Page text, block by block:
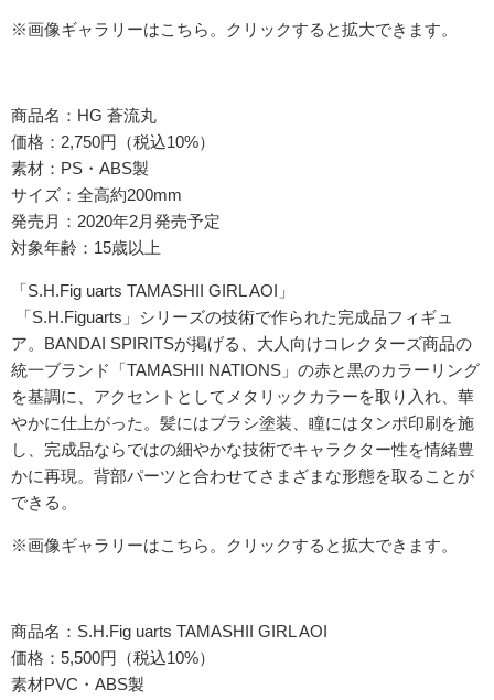
※画像ギャラリーはこちら。クリックすると拡大できます。
商品名：HG 蒼流丸
価格：2,750円（税込10%）
素材：PS・ABS製
サイズ：全高約200mm
発売月：2020年2月発売予定
対象年齢：15歳以上
「S.H.Fig uarts TAMASHII GIRL AOI」
「S.H.Figuarts」シリーズの技術で作られた完成品フィギュ
ア。BANDAI SPIRITSが掲げる、大人向けコレクターズ商品の
統一ブランド「TAMASHII NATIONS」の赤と黒のカラーリング
を基調に、アクセントとしてメタリックカラーを取り入れ、華
やかに仕上がった。髪にはブラシ塗装、瞳にはタンポ印刷を施
し、完成品ならではの細やかな技術でキャラクター性を情緒豊
かに再現。背部パーツと合わせてさまざまな形態を取ることが
できる。
※画像ギャラリーはこちら。クリックすると拡大できます。
商品名：S.H.Fig uarts TAMASHII GIRL AOI
価格：5,500円（税込10%）
素材PVC・ABS製